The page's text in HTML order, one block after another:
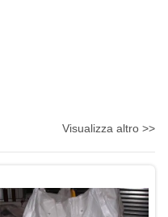
Visualizza altro >>